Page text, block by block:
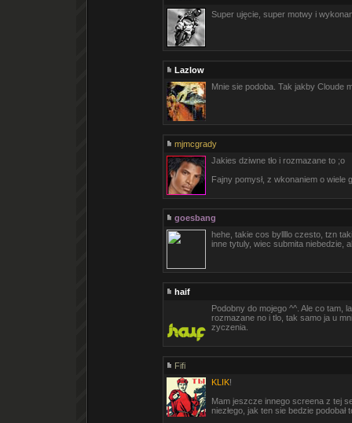
Super ujęcie, super motwy i
Lazlow
Mnie sie podoba. Tak jakby Cloude
mjmcgrady
Jakies dziwne tło i rozmazane to ;o
Fajny pomysł, z wkonaniem o wiele
goesbang
hehe, takie cos byllllo czesto, tzn
inne tytuly, wiec submita niebedzie,
haif
Podobny do mojego ^^. Ale co tam,
rozmazane no i tlo, tak samo ja u
zyczenia.
Fifi
KLIK!
Mam jeszcze innego screena z tej
niezłego, jak ten sie bedzie